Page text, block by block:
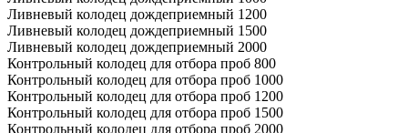
Ливневый колодец дождеприемный 1200
Ливневый колодец дождеприемный 1500
Ливневый колодец дождеприемный 2000
Контрольный колодец для отбора проб 800
Контрольный колодец для отбора проб 1000
Контрольный колодец для отбора проб 1200
Контрольный колодец для отбора проб 1500
Контрольный колодец для отбора проб 2000